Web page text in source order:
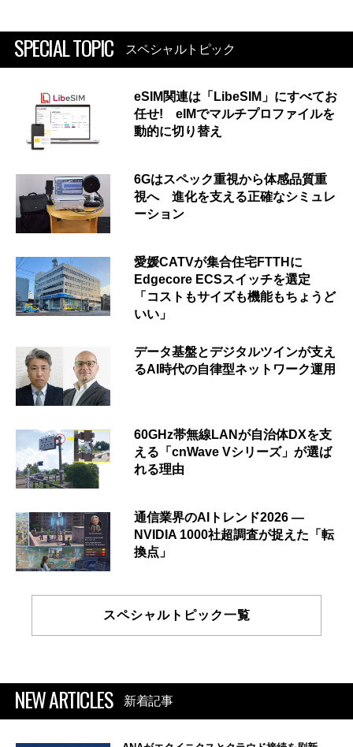
SPECIAL TOPIC スペシャルトピック
eSIM関連は「LibeSIM」にすべてお
任せ! eIMでマルチプロファイルを
動的に切り替え
6Gはスペック重視から体感品質重
視へ 進化を支える正確なシミュレ
ーション
愛媛CATVが集合住宅FTTHに
Edgecore ECSスイッチを選定
「コストもサイズも機能もちょうど
いい」
データ基盤とデジタルツインが支え
るAI時代の自律型ネットワーク運用
60GHz帯無線LANが自治体DXを支
える「cnWave Vシリーズ」が選ば
れる理由
通信業界のAIトレンド2026 ―
NVIDIA 1000社超調査が捉えた「転
換点」
スペシャルトピック一覧
NEW ARTICLES 新着記事